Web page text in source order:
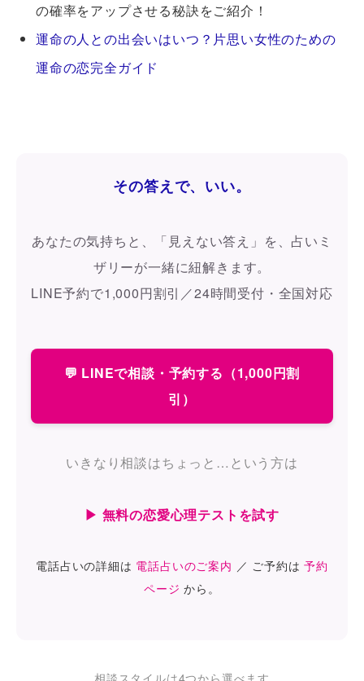
の確率をアップさせる秘訣をご紹介！
運命の人との出会いはいつ？片思い女性のための
運命の恋完全ガイド
その答えで、いい。
あなたの気持ちと、「見えない答え」を、占いミ
ザリーが一緒に紐解きます。
LINE予約で1,000円割引／24時間受付・全国対応
💬 LINEで相談・予約する（1,000円割
引）
いきなり相談はちょっと…という方は
▶ 無料の恋愛心理テストを試す
電話占いの詳細は 電話占いのご案内 ／ ご予約は予約
ページ から。